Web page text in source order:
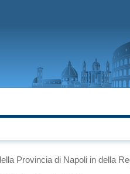
Provincia di Napoli in della